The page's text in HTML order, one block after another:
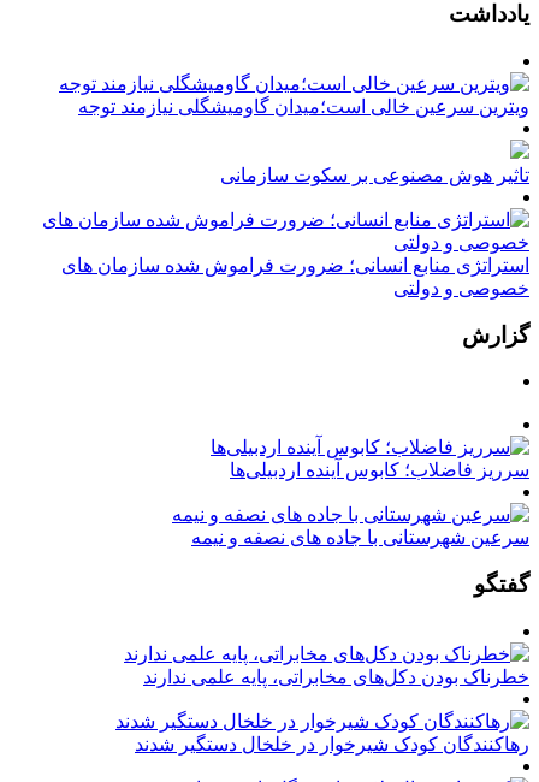
یادداشت
ویترین سرعین خالی است؛میدان گاومیشگلی نیازمند توجه
تاثیر هوش مصنوعی بر سکوت سازمانی
استراتژی منابع انسانی؛ ضرورت فراموش شده سازمان های
خصوصی و دولتی
گزارش
سرریز فاضلاب؛ کابوس آینده اردبیلی‌ها
سرعین شهرستانی با جاده های نصفه و نیمه
گفتگو
خطرناک بودن دکل‌های مخابراتی، پایه علمی ندارند
رهاکنندگان کودک شیرخوار در خلخال دستگیر شدند